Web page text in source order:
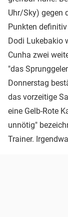
Uhr/Sky) gegen
Punkten
Dodi Lukebakio
Cunha zwei
"das
Donnerstag
das vorzeitige
eine Gelb-Rote
unnötig"
Trainer.